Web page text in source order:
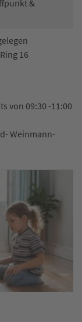
&
16
von 09:30 -11:00
Weinmann-